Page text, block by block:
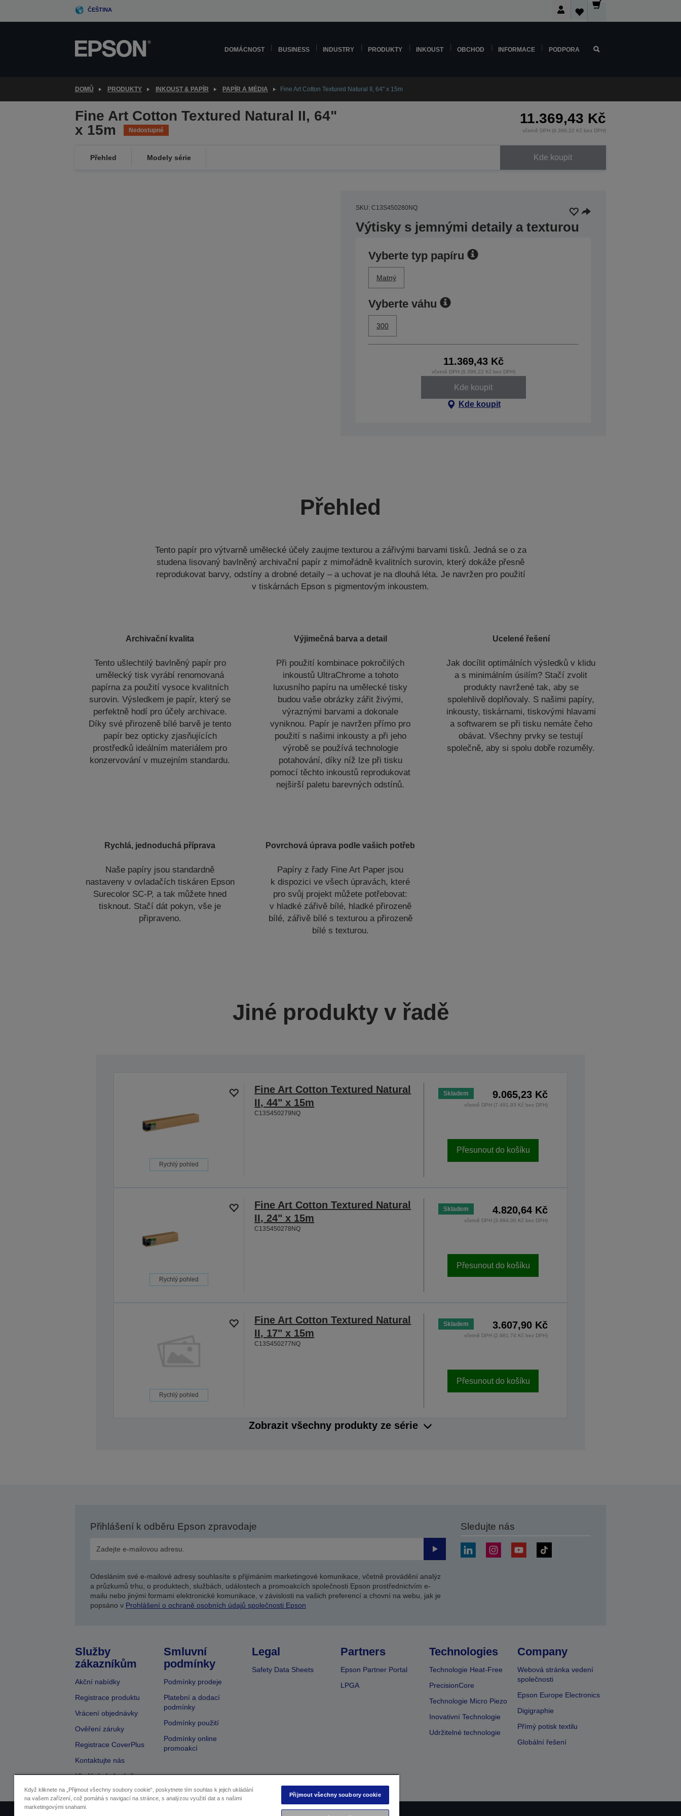
ČEŠTINA
DOMÁCNOST BUSINESS INDUSTRY PRODUKTY INKOUST OBCHOD INFORMACE PODPORA
DOMŮ PRODUKTY INKOUST & PAPÍR PAPÍR A MÉDIA Fine Art Cotton Textured Natural II, 64" x 15m
Fine Art Cotton Textured Natural II, 64"
x 15m
Nedostupné
11.369,43 Kč
včetně DPH (9.396,22 Kč bez DPH)
Přehled Modely série Kde koupit
SKU: C13S450280NQ
Výtisky s jemnými detaily a texturou
Vyberte typ papíru
Matný
Vyberte váhu
300
11.369,43 Kč
včetně DPH (9.396,22 Kč bez DPH)
Kde koupit
Kde koupit
Přehled
Tento papír pro výtvarně umělecké účely zaujme texturou a zářivými barvami tisků. Jedná se o za
studena lisovaný bavlněný archivační papír z mimořádně kvalitních surovin, který dokáže přesně
reprodukovat barvy, odstíny a drobné detaily – a uchovat je na dlouhá léta. Je navržen pro použití
v tiskárnách Epson s pigmentovým inkoustem.
Archivační kvalita
Tento ušlechtilý bavlněný papír pro
umělecký tisk vyrábí renomovaná
papírna za použití vysoce kvalitních
surovin. Výsledkem je papír, který se
perfektně hodí pro účely archivace.
Díky své přirozeně bílé barvě je tento
papír bez opticky zjasňujících
prostředků ideálním materiálem pro
konzervování v muzejním standardu.
Výjimečná barva a detail
Při použití kombinace pokročilých
inkoustů UltraChrome a tohoto
luxusního papíru na umělecké tisky
budou vaše obrázky zářit živými,
výraznými barvami a dokonale
vyniknou. Papír je navržen přímo pro
použití s našimi inkousty a při jeho
výrobě se používá technologie
potahování, díky níž lze při tisku
pomocí těchto inkoustů reprodukovat
nejširší paletu barevných odstínů.
Ucelené řešení
Jak docílit optimálních výsledků v klidu
a s minimálním úsilím? Stačí zvolit
produkty navržené tak, aby se
spolehlivě doplňovaly. S našimi papíry,
inkousty, tiskárnami, tiskovými hlavami
a softwarem se při tisku nemáte čeho
obávat. Všechny prvky se testují
společně, aby si spolu dobře rozuměly.
Rychlá, jednoduchá příprava
Naše papíry jsou standardně
nastaveny v ovladačích tiskáren Epson
Surecolor SC-P, a tak můžete hned
tisknout. Stačí dát pokyn, vše je
připraveno.
Povrchová úprava podle vašich potřeb
Papíry z řady Fine Art Paper jsou
k dispozici ve všech úpravách, které
pro svůj projekt můžete potřebovat:
v hladké zářivě bílé, hladké přirozeně
bílé, zářivě bílé s texturou a přirozeně
bílé s texturou.
Jiné produkty v řadě
Rychlý pohled
Fine Art Cotton Textured Natural
II, 44" x 15m
C13S450279NQ
Skladem 9.065,23 Kč
včetně DPH (7.491,93 Kč bez DPH)
Přesunout do košíku
Rychlý pohled
Fine Art Cotton Textured Natural
II, 24" x 15m
C13S450278NQ
Skladem 4.820,64 Kč
včetně DPH (3.984,00 Kč bez DPH)
Přesunout do košíku
Rychlý pohled
Fine Art Cotton Textured Natural
II, 17" x 15m
C13S450277NQ
Skladem 3.607,90 Kč
včetně DPH (2.981,74 Kč bez DPH)
Přesunout do košíku
Zobrazit všechny produkty ze série
Přihlášení k odběru Epson zpravodaje
Odeslat
Odesláním své e-mailové adresy souhlasíte s přijímáním marketingové komunikace, včetně provádění analýz
a průzkumů trhu, o produktech, službách, událostech a promoakcích společnosti Epson prostřednictvím e-
mailu nebo jinými formami elektronické komunikace, v závislosti na vašich preferencí a chovní na webu, jak je
popsáno v Prohlášení o ochraně osobních údajů společnosti Epson
Sledujte nás
Služby
zákazníkům
Akční nabídky
Registrace produktu
Vrácení objednávky
Ověření záruky
Registrace CoverPlus
Kontaktujte nás
Hledání obchodníka
Smluvní
podmínky
Podmínky prodeje
Platební a dodací
podmínky
Podmínky použití
Podmínky online
promoakcí
Legal
Safety Data Sheets
Partners
Epson Partner Portal
LPGA
Technologies
Technologie Heat-Free
PrecisionCore
Technologie Micro Piezo
Inovativní Technologie
Udržitelné technologie
Company
Webová stránka vedení
společnosti
Epson Europe Electronics
Digigraphie
Přímý potisk textilu
Globální řešení
Když kliknete na „Přijmout všechny soubory cookie“, poskytnete tím souhlas k jejich ukládání
na vašem zařízení, což pomáhá s navigací na stránce, s analýzou využití dat a s našimi
marketingovými snahami.
Přijmout všechny soubory cookie